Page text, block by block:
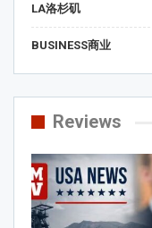
LA洛杉矶
BUSINESS商业
Reviews